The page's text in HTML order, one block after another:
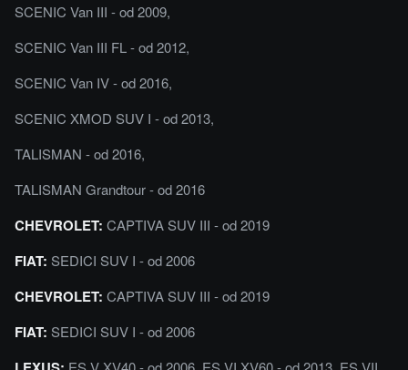
SCENIC Van III - od 2009,
SCENIC Van III FL - od 2012,
SCENIC Van IV - od 2016,
SCENIC XMOD SUV I - od 2013,
TALISMAN - od 2016,
TALISMAN Grandtour - od 2016
CHEVROLET: CAPTIVA SUV III - od 2019
FIAT: SEDICI SUV I - od 2006
CHEVROLET: CAPTIVA SUV III - od 2019
FIAT: SEDICI SUV I - od 2006